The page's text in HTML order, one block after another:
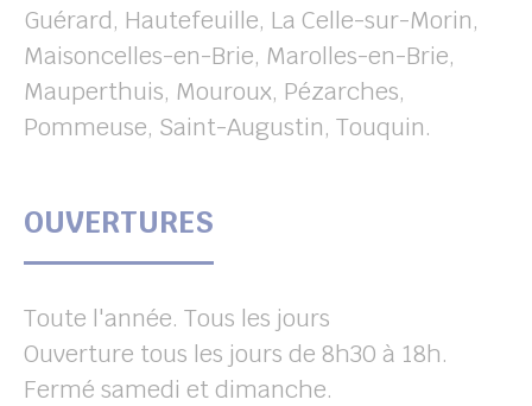
Guérard, Hautefeuille, La Celle-sur-Morin,
Maisoncelles-en-Brie, Marolles-en-Brie,
Mauperthuis, Mouroux, Pézarches,
Pommeuse, Saint-Augustin, Touquin.
OUVERTURES
Toute l'année. Tous les jours
Ouverture tous les jours de 8h30 à 18h.
Fermé samedi et dimanche.